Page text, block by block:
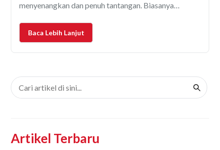
menyenangkan dan penuh tantangan. Biasanya
lelah saat sedang menyetir sehingga bisa berdampak
pada keselamatan, baik pengemudi maupun
Baca Lebih Lanjut
Artikel Terbaru